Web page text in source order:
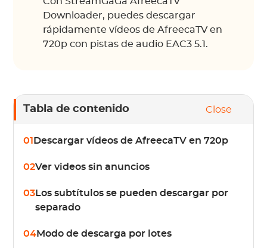
Downloader, puedes descargar
rápidamente vídeos de AfreecaTV en
720p con pistas de audio EAC3 5.1.
Tabla de contenido Close
01 Descargar vídeos de AfreecaTV en 720p
02Ver videos sin anuncios
03Los subtítulos se pueden descargar por
separado
04Modo de descarga por lotes